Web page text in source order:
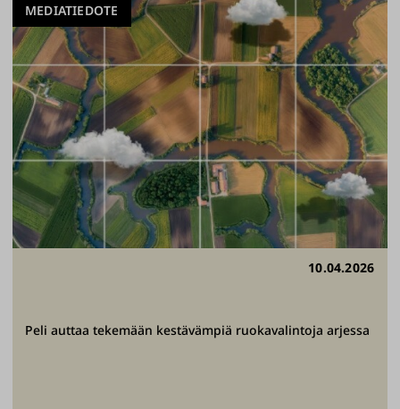
10.04.2026
Peli auttaa tekemään kestävämpiä ruokavalintoja arjessa
MEDIATIEDOTE